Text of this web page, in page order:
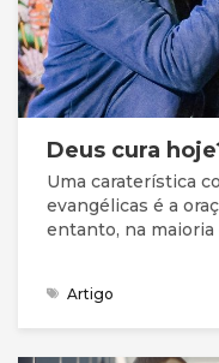
Deus cura
Uma caraterística
evangélicas é a
entanto, na maioria
sobretudo nas
como doenças
Artigo